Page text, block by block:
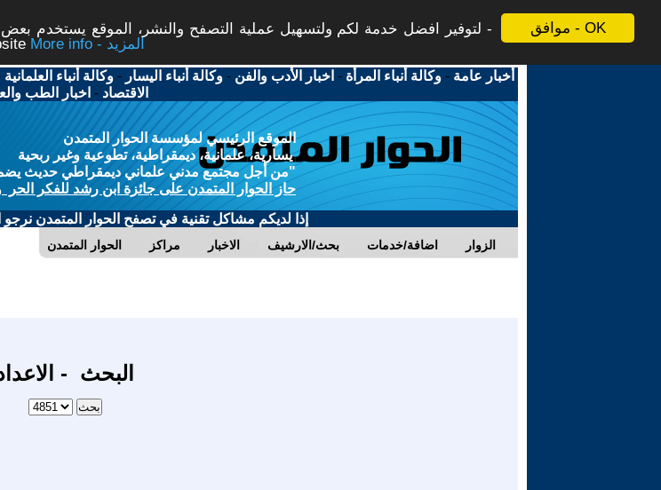
موافق - OK
لتوفير افضل خدمة لكم ولتسهيل عملية التصفح والنشر، الموقع يستخدم
More info - المزيد
أخبار عامة -وكالة أنباء المرأة - اخبار الأدب والفن -وكالة أنباء اليسار -وكالة أنباء العلمانية
الاقتصاد - اخبار الطب
الموقع الرئيسي لمؤسسة الحوار المتمدن
يسارية، علمانية، ديمقراطية، تطوعية وغير ربحية
"من أجل مجتمع مدني علماني ديمقراطي حديث يضمن
حاز الحوار المتمدن على جائزة ابن رشد للفكر الحر
إذا لديكم مشاكل تقنية في تصفح الحوار المتمدن نرجو
الحوار المتمدن مراكز الاخبار بحث/الارشيف اضافة/خدمات الزوار
البحث -